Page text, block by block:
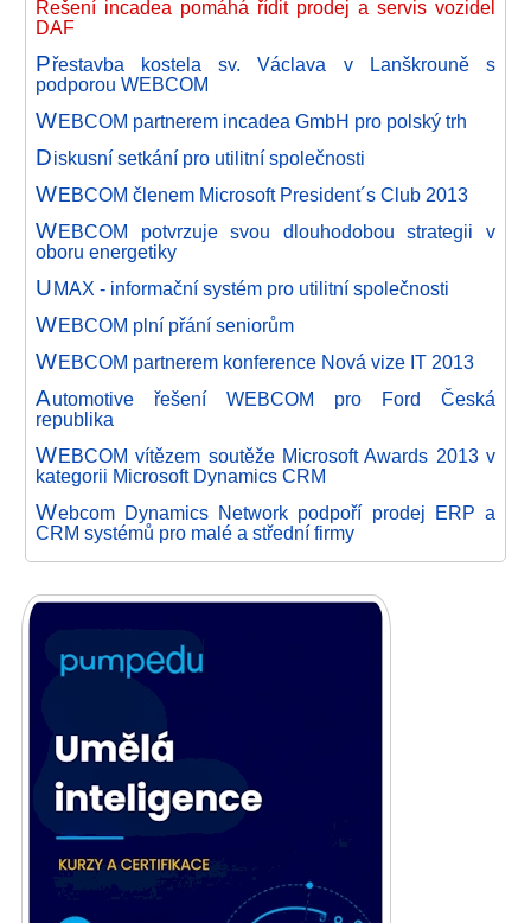
Řešení incadea pomáhá řídit prodej a servis vozidel
DAF
Přestavba kostela sv. Václava v Lanškrouně s
podporou WEBCOM
WEBCOM partnerem incadea GmbH pro polský trh
Diskusní setkání pro utilitní společnosti
WEBCOM členem Microsoft President´s Club 2013
WEBCOM potvrzuje svou dlouhodobou strategii v
oboru energetiky
U MAX - informační systém pro utilitní společnosti
WEBCOM plní přání seniorům
WEBCOM partnerem konference Nová vize IT 2013
Automotive řešení WEBCOM pro Ford Česká
republika
WEBCOM vítězem soutěže Microsoft Awards 2013 v
kategorii Microsoft Dynamics CRM
Webcom Dynamics Network podpoří prodej ERP a
CRM systémů pro malé a střední firmy